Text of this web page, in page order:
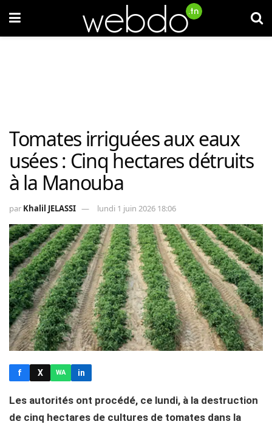
Tomates irriguées aux eaux
usées : Cinq hectares détruits
à la Manouba
par Khalil JELASSI lundi 1 juin 2026 18:06
f X WA in
Les autorités ont procédé, ce lundi, à la destruction
de cinq hectares de cultures de tomates dans la